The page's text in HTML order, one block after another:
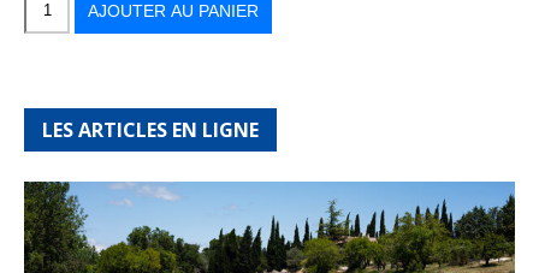
Randonner
Martinique
forêts
AJOUTER AU PANIER
LES ARTICLES EN LIGNE